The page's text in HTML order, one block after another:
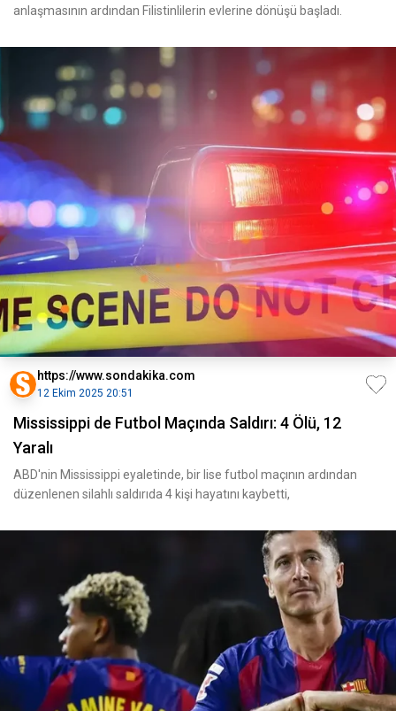
anlaşmasının ardından Filistinlilerin evlerine dönüşü başladı.
https://www.sondakika.com
12 Ekim 2025 20:51
Mississippi de Futbol Maçında Saldırı: 4 Ölü, 12
Yaralı
ABD'nin Mississippi eyaletinde, bir lise futbol maçının ardından
düzenlenen silahlı saldırıda 4 kişi hayatını kaybetti,